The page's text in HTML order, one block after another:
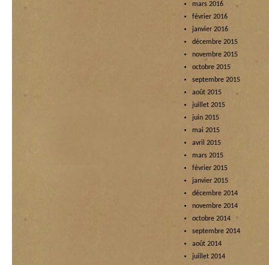
mars 2016
février 2016
janvier 2016
décembre 2015
novembre 2015
octobre 2015
septembre 2015
août 2015
juillet 2015
juin 2015
mai 2015
avril 2015
mars 2015
février 2015
janvier 2015
décembre 2014
novembre 2014
octobre 2014
septembre 2014
août 2014
juillet 2014